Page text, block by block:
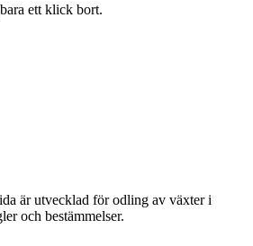
ett klick bort.
är utvecklad för odling av växter i
och bestämmelser.